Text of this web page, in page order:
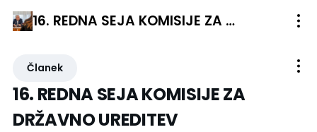
16. REDNA SEJA KOMISIJE ZA DRŽAVNO UREDITEV
Članek
16. REDNA SEJA KOMISIJE ZA
DRŽAVNO UREDITEV